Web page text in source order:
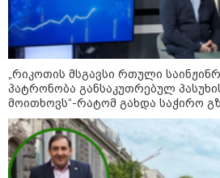
22:45 / 07-
14 წლის
პაპა და
სკოლაში
13:24 / 07-
„რიკოთის მსგავსი რთული
პატრონობა განსაკუთრებულ
მოითხოვს“-რატომ გახდა საჭირო
პატრონობისთვის სახელმწიფო